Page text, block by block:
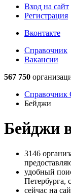
Вход на сайт
Регистрация
Вконтакте
Справочник
Вакансии
567 750
Справочник
Бейджи
Бейджи
3146
удобный
Петербурга,
сейчас на